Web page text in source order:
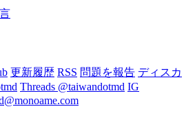
更新履歴 RSS 問題を報告 ディスカ
Threads @taiwandotmd IG